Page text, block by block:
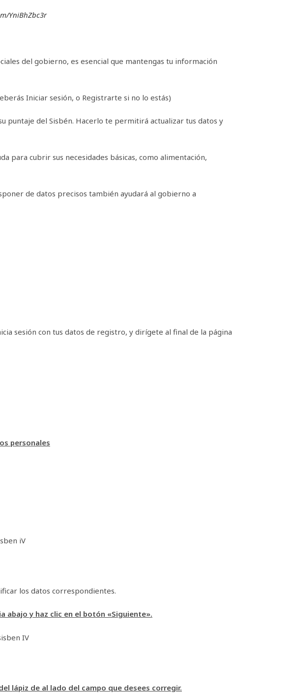
YniBhZbc3r
del gobierno, es esencial que mantengas tu información
Iniciar sesión, o Registrarte si no lo estás)
puntaje del Sisbén. Hacerlo te permitirá actualizar tus datos y
para cubrir sus necesidades básicas, como alimentación,
de datos precisos también ayudará al gobierno a
sesión con tus datos de registro, y dirígete al final de la página
personales
los datos correspondientes.
abajo y haz clic en el botón «Siguiente».
lápiz de al lado del campo que desees corregir.